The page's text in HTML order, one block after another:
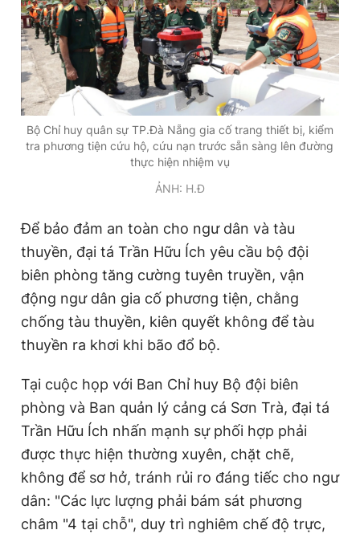
Bộ Chỉ huy quân sự TP.Đà Nẵng gia cố trang thiết bị, kiểm
tra phương tiện cứu hộ, cứu nạn trước sẵn sàng lên đường
thực hiện nhiệm vụ
ẢNH: H.Đ
Để bảo đảm an toàn cho ngư dân và tàu
thuyền, đại tá Trần Hữu Ích yêu cầu bộ đội
biên phòng tăng cường tuyên truyền, vận
động ngư dân gia cố phương tiện, chằng
chống tàu thuyền, kiên quyết không để tàu
thuyền ra khơi khi bão đổ bộ.
Tại cuộc họp với Ban Chỉ huy Bộ đội biên
phòng và Ban quản lý cảng cá Sơn Trà, đại tá
Trần Hữu Ích nhấn mạnh sự phối hợp phải
được thực hiện thường xuyên, chặt chẽ,
không để sơ hở, tránh rủi ro đáng tiếc cho ngư
dân: "Các lực lượng phải bám sát phương
châm "4 tại chỗ", duy trì nghiêm chế độ trực,